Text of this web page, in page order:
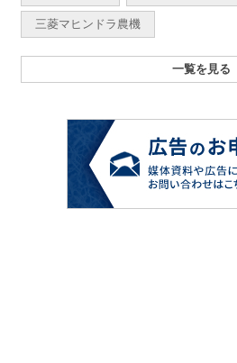
三菱マヒンドラ農機
一覧を見る